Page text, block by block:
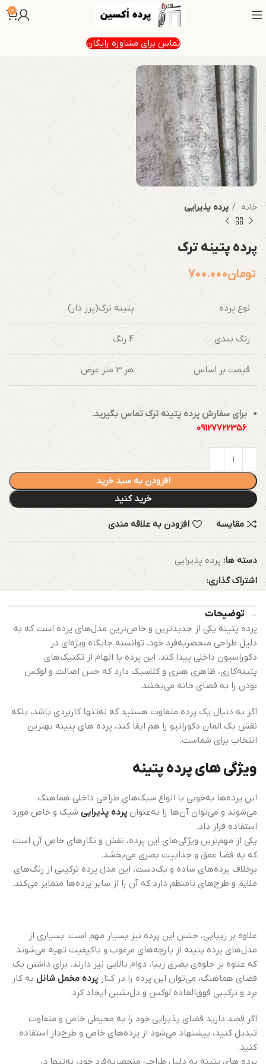
0
تماس برای مشاوره رایگان
خانه پرده پذیرایی
پرده پتینه ترک
تومان700.000
نوع پرده پتینه ترک(پرز دار)
رنگ بندی 4 رنگ
قیمت بر اساس هر 3 متر عرض
برای سفارش پرده پتینه ترک تماس بگیرید.
09127722356
افزودن به سبد خرید
خرید کنید
مقایسه افزودن به علاقه مندی
دسته ها: پرده پذیرایی
اشتراک گذاری:
توضیحات
پرده پتینه یکی از جدیدترین و خاص‌ترین مدل‌های پرده است که به
دلیل طراحی منحصربه‌فرد خود، توانسته جایگاه ویژه‌ای در
دکوراسیون داخلی پیدا کند. این پرده با الهام از تکنیک‌های
پتینه‌کاری، ظاهری هنری و کلاسیک دارد که حس اصالت و لوکس
بودن را به فضای خانه می‌بخشد.
اگر به دنبال یک پرده متفاوت هستید که نه‌تنها کاربردی باشد، بلکه
نقش یک المان دکوراتیو را هم ایفا کند، پرده های پتینه بهترین
انتخاب برای شماست.
ویژگی های پرده پتینه
این پرده‌ها به‌خوبی با انواع سبک‌های طراحی داخلی هماهنگ
می‌شوند و می‌توان آن‌ها را به‌عنوان پرده پذیرایی شیک و خاص مورد
استفاده قرار داد.
یکی از مهم‌ترین ویژگی‌های این پرده، نقش و نگارهای خاص آن است
که به فضا عمق و جذابیت بصری می‌بخشد.
برخلاف پرده‌های ساده و یک‌دست، این مدل پرده ترکیبی از رنگ‌های
ملایم و طرح‌های نامنظم دارد که آن را از سایر پرده‌ها متمایز می‌کند.
علاوه بر زیبایی، جنس این پرده نیز بسیار مهم است. بسیاری از
مدل‌های پرده پتینه از پارچه‌های مرغوب و باکیفیت تهیه می‌شوند
که علاوه بر جلوه‌ی بصری زیبا، دوام بالایی نیز دارند. برای داشتن یک
فضای هماهنگ، می‌توان این پرده را در کنار پرده مخمل شانل به کار
برد و ترکیبی فوق‌العاده لوکس و دل‌نشین ایجاد کرد.
اگر قصد دارید فضای پذیرایی خود را به محیطی خاص و متفاوت
تبدیل کنید، پیشنهاد می‌شود از پرده‌های خاص و طرح‌دار استفاده
کنید.
پرده های پتینه به دلیل طراحی منحصربه‌فرد خود، نه‌تنها در